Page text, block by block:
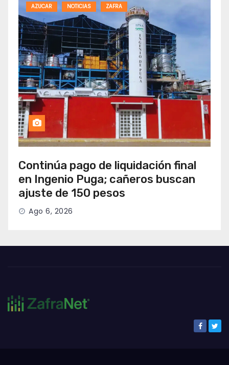
AZUCAR NOTICIAS ZAFRA
Continúa pago de liquidación final
en Ingenio Puga; cañeros buscan
ajuste de 150 pesos
Ago 6, 2026